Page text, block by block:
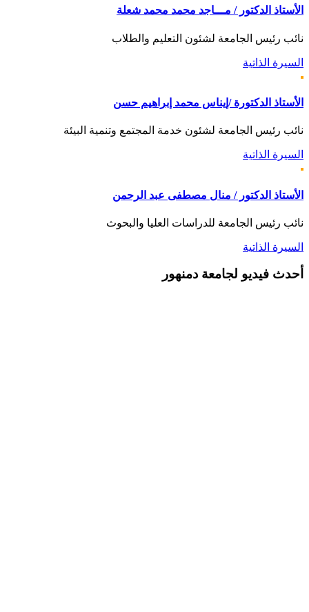
الأستاذ الدكتور / مـــاجد محمد محمد شعلة
نائب رئيس الجامعة لشئون التعليم والطلاب
السيرة الذاتية
الأستاذ الدكتورة /إيناس محمد إبراهيم حسن
نائب رئيس الجامعة لشئون خدمة المجتمع وتنمية البيئة
السيرة الذاتية
الأستاذ الدكتور / منال مصطفى عبد الرحمن
نائب رئيس الجامعة للدراسات العليا والبحوث
السيرة الذاتية
أحدث فيديو لجامعة دمنهور